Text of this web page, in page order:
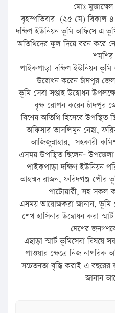
মোঃ
বৃহস্পতিবার (২৫ মে) বিকাল
দক্ষিণ ইউনিয়ন ভূমি অফিসে এ
অতিথিদের ফুল দিয়ে বরন করে
পাইকপাড়া দক্ষিণ ইউনিয়ন
উদ্বোধন করেন চাঁদপুর
ভূমি সেবা সপ্তাহ উদ্বোধন
বৃক্ষ রোপন করেন চাঁদপুর
বিশেষ অতিথি হিসেবে উপস্থিত
অফিসার তাসলিমুন নেছা,
আজিজুন্নাহার, সহকারী
এসময় উপস্থিত ছিলেন- উপজেলা
পাইকপাড়া দক্ষিণ ইউনিয়ন
আহম্মদ রাজন, ফরিদগঞ্জ পৌর
পাটোয়ারী, সহ সকল
এসময় আয়োজকরা জানান, ভূমি
শেখ হাসিনার উদ্বোধন করা
দেশের
এছাড়া স্মার্ট ভূমিসেবা
পাওয়ার ক্ষেত্রে নিজ নাগরিক
সচেতনতা বৃদ্ধি করাই এ বছরের
জানান